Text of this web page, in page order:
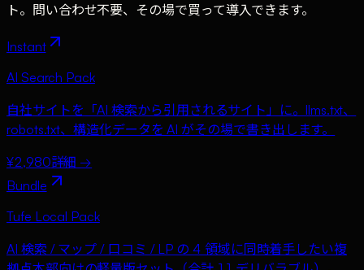
ト。問い合わせ不要、その場で買って導入できます。
Instant
AI Search Pack
自社サイトを「AI 検索から引用されるサイト」に。llms.txt、
robots.txt、構造化データを AI がその場で書き出します。
¥2,980詳細 →
Bundle
Tufe Local Pack
AI 検索 / マップ / 口コミ / LP の 4 領域に同時着手したい複